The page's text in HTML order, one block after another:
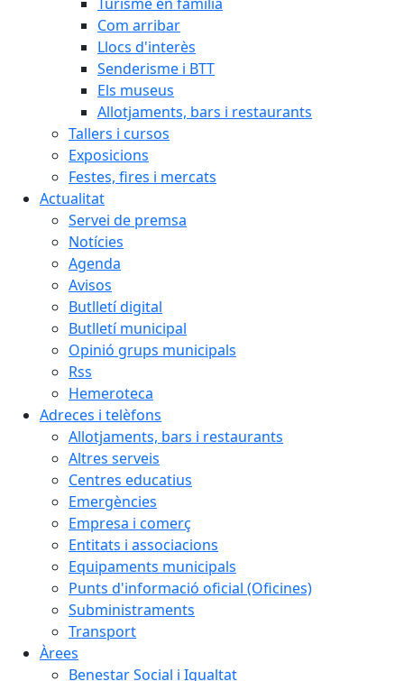
Com arribar
Llocs d'interès
Senderisme i BTT
Els museus
Allotjaments, bars i restaurants
Tallers i cursos
Exposicions
Festes, fires i mercats
Actualitat
Servei de premsa
Notícies
Agenda
Avisos
Butlletí digital
Butlletí municipal
Opinió grups municipals
Rss
Hemeroteca
Adreces i telèfons
Allotjaments, bars i restaurants
Altres serveis
Centres educatius
Emergències
Empresa i comerç
Entitats i associacions
Equipaments municipals
Punts d'informació oficial (Oficines)
Subministraments
Transport
Àrees
Benestar Social i Igualtat